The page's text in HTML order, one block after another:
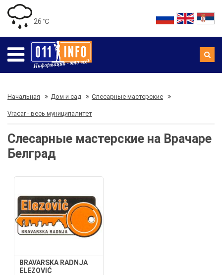
26 ℃
Начальная Дом и сад Слесарные мастерские
Vracar - весь муниципалитет
Слесарные мастерские на Врачаре
Белград
BRAVARSKA RADNJA
ELEZOVIĆ